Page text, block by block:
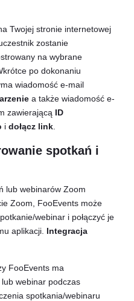
Twojej stronie internetowej
zostanie
na wybrane
po dokonaniu
wiadomość e-mail
a także wiadomość e-
zawierającą ID
i dołącz link
spotkań i
lub webinarów Zoom
Zoom, FooEvents może
webinar i połączyć je
aplikacji. Integracja
FooEvents ma
webinar podczas
spotkania/webinaru